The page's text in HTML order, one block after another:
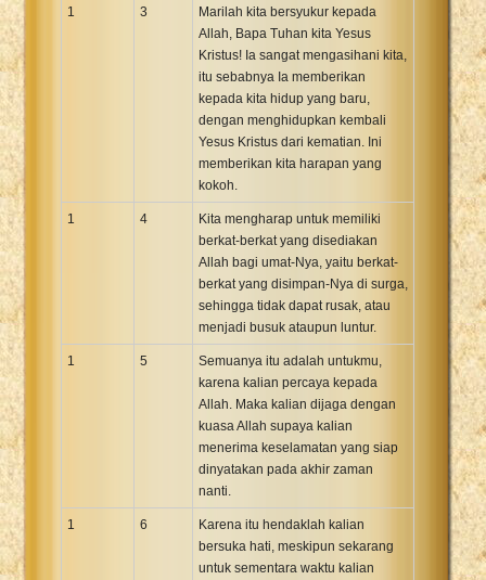
Xhosa Bible
1 3
Marilah kita bersyukur kepada
Allah, Bapa Tuhan kita Yesus
Kristus! Ia sangat mengasihani kita,
itu sebabnya Ia memberikan
kepada kita hidup yang baru,
dengan menghidupkan kembali
Yesus Kristus dari kematian. Ini
memberikan kita harapan yang
kokoh.
1 4
Kita mengharap untuk memiliki
berkat-berkat yang disediakan
Allah bagi umat-Nya, yaitu berkat-
berkat yang disimpan-Nya di surga,
sehingga tidak dapat rusak, atau
menjadi busuk ataupun luntur.
1 5
Semuanya itu adalah untukmu,
karena kalian percaya kepada
Allah. Maka kalian dijaga dengan
kuasa Allah supaya kalian
menerima keselamatan yang siap
dinyatakan pada akhir zaman
nanti.
1 6
Karena itu hendaklah kalian
bersuka hati, meskipun sekarang
untuk sementara waktu kalian